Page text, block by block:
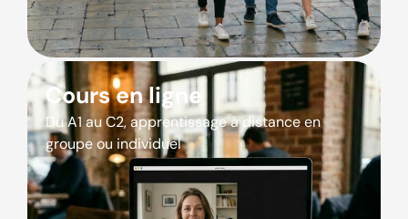
Cours en ligne
Du A1 au C2, apprentissage à distance en
groupe ou individuel